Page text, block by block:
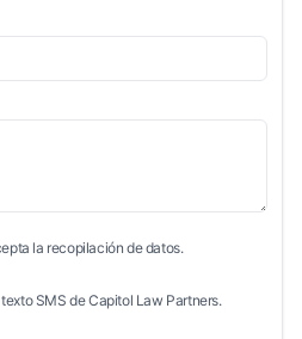
la recopilación de datos.
SMS de Capitol Law Partners.